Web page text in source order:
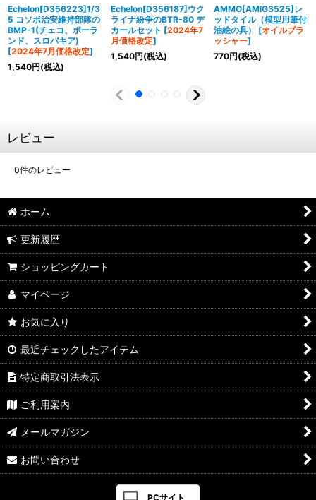
Echelon[D356223]1/3
5 コソボ治安維持部隊の
BMP-1(チェコ、ポーラ
ンド、スロバキア)
[2024年7月価格改定]
1,540円(税込)
Echelon[D356187]ウク
ライナ紛争のBTR-80 デ
カールセット [2024年7
月価格改定]
1,540円(税込)
AMMO[AMIG3525]レ
ッドタイル（模型用筆付
油絵の具）
[オイルブラ
ッシャー]
770円(税込)
レビュー
0件のレビュー
ホーム
更新履歴
ショッピングカート
マイページ
お気に入り
最近チェックしたアイテム
特定商取引法表示
ご利用案内
メールマガジン
お問い合わせ
PCサイト